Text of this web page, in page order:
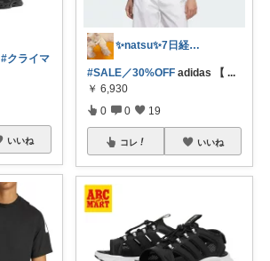
#クライマ
いいね
✨natsu✨7日経由購入感謝です🙏✨
#SALE／30%OFF adidas 【 ...
￥ 6,930
0 0 19
コレ いいね